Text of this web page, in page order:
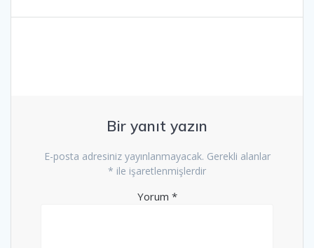
Bir yanıt yazın
E-posta adresiniz yayınlanmayacak. Gerekli alanlar
* ile işaretlenmişlerdir
Yorum *